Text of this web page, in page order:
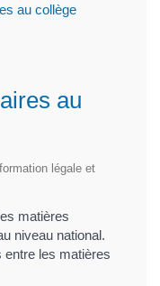
au collège
au
légale et
matières
niveau national.
entre les matières